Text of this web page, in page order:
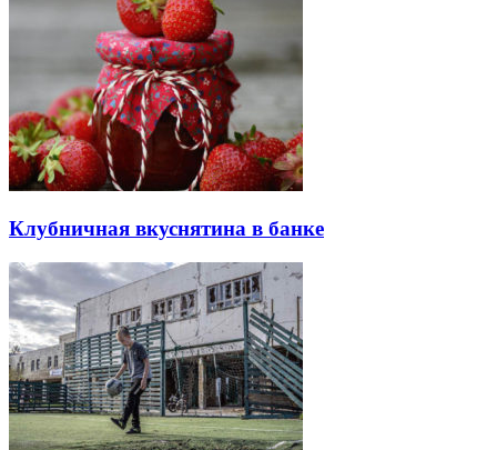
Клубничная вкуснятина в банке